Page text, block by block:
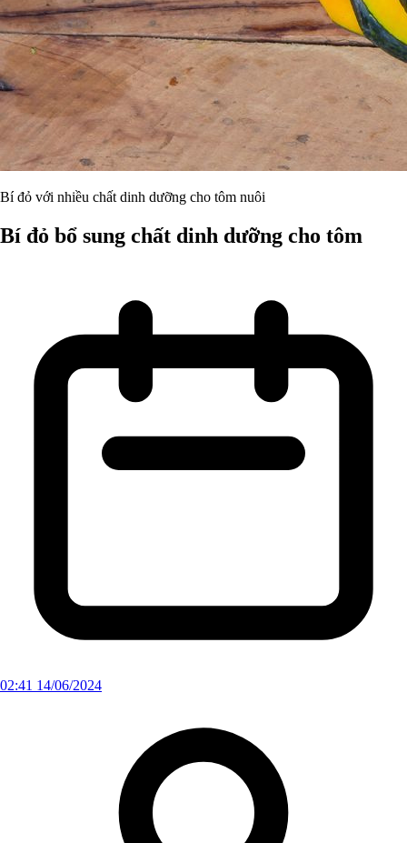
Bí đỏ với nhiều chất dinh dưỡng cho tôm nuôi
Bí đỏ bổ sung chất dinh dưỡng cho tôm
02:41 14/06/2024